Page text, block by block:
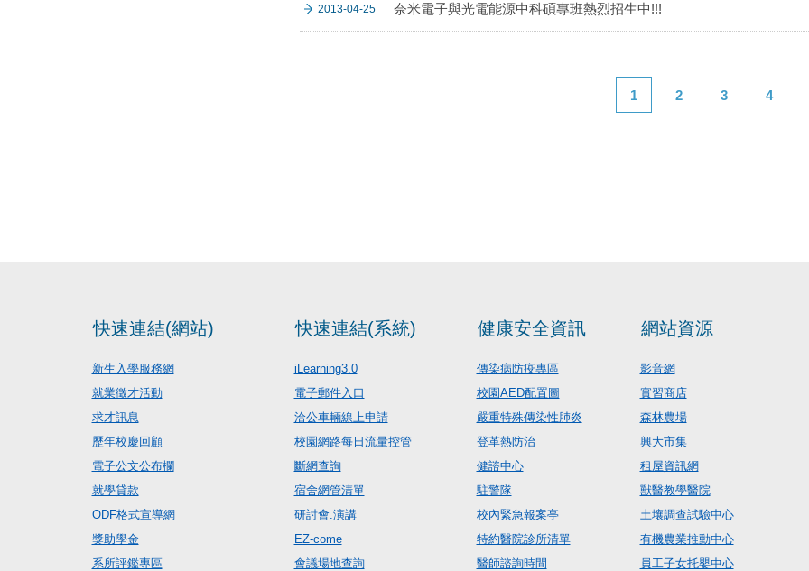
2013-04-25 奈米電子與光電能源中科碩專班熱烈招生中!!!
1 2 3 4
快速連結(網站)
新生入學服務網
就業徵才活動
求才訊息
歷年校慶回顧
電子公文公布欄
就學貸款
ODF格式宣導網
獎助學金
系所評鑑專區
快速連結(系統)
iLearning3.0
電子郵件入口
洽公車輛線上申請
校園網路每日流量控管
斷網查詢
宿舍網管清單
研討會.演講
EZ-come
會議場地查詢
健康安全資訊
傳染病防疫專區
校園AED配置圖
嚴重特殊傳染性肺炎
登革熱防治
健諮中心
駐警隊
校內緊急報案亭
特約醫院診所清單
醫師諮詢時間
網站資源
影音網
實習商店
森林農場
興大市集
租屋資訊網
獸醫教學醫院
土壤調查試驗中心
有機農業推動中心
員工子女托嬰中心